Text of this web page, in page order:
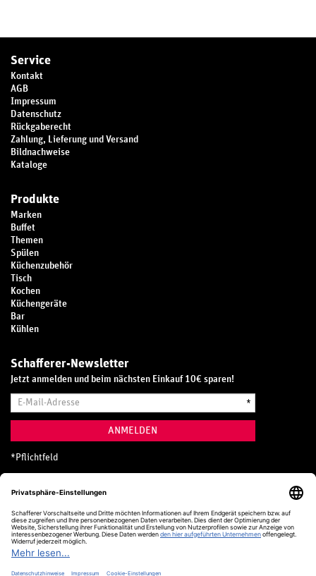
Service
Kontakt
AGB
Impressum
Datenschutz
Rückgaberecht
Zahlung, Lieferung und Versand
Bildnachweise
Kataloge
Produkte
Marken
Buffet
Themen
Spülen
Küchenzubehör
Tisch
Kochen
Küchengeräte
Bar
Kühlen
Schafferer-Newsletter
Jetzt anmelden und beim nächsten Einkauf 10€ sparen!
Mail-
*
ANMELDEN
* Pflichtfeld
Hotline
0800 20 70 300 (D)
Kostenlos aus dem deutschen Festnetz
24 Stunden / 365 Tage im Jahr